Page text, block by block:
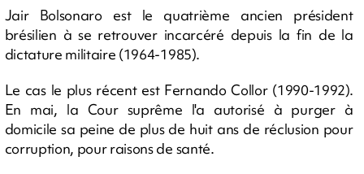
Jair Bolsonaro est le quatrième ancien président
brésilien à se retrouver incarcéré depuis la fin de la
dictature militaire (1964-1985).
Le cas le plus récent est Fernando Collor (1990-1992).
En mai, la Cour suprême l'a autorisé à purger à
domicile sa peine de plus de huit ans de réclusion pour
corruption, pour raisons de santé.